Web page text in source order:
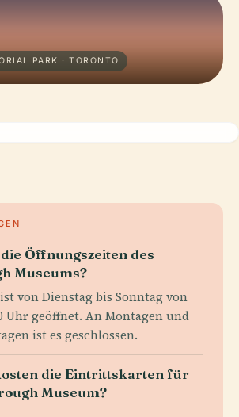
PARK · TORONTO
Öffnungszeiten des
Museums?
von Dienstag bis Sonntag von
Uhr geöffnet. An Montagen und
ist es geschlossen.
die Eintrittskarten für
Museum?